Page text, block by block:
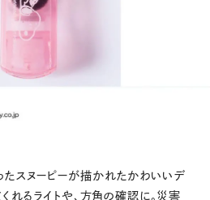
たスヌーピーが描かれたかわいいデ
れるライトや、方角の確認に。災害